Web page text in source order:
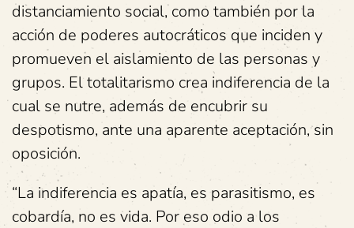
distanciamiento social, como también por la
acción de poderes autocráticos que inciden y
promueven el aislamiento de las personas y
grupos. El totalitarismo crea indiferencia de la
cual se nutre, además de encubrir su
despotismo, ante una aparente aceptación, sin
oposición.
“La indiferencia es apatía, es parasitismo, es
cobardía, no es vida. Por eso odio a los